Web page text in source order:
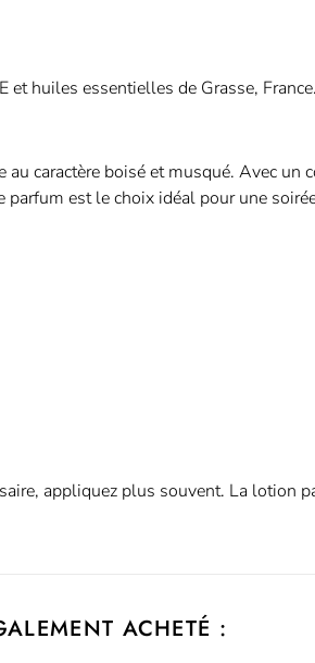
huiles essentielles de Grasse,
caractère boisé et musqué. Avec
est le choix idéal pour une
appliquez plus souvent. La lotion
ACHETÉ :